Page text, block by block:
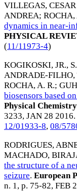
VILLEGAS, CESAR
ANDREA;
dynamics in near-
PHYSICAL
(11/11973-4)
KOGIKOSKI, JR., S.
ANDRADE-FILHO,
ROCHA, A. R.;
biosensors based
Physical
3233, JAN 28 2016
12/01933-8, 08/
RODRIGUES,
MACHADO,
the structure of a
seizure. European
n. 1, p. 75-82, FEB